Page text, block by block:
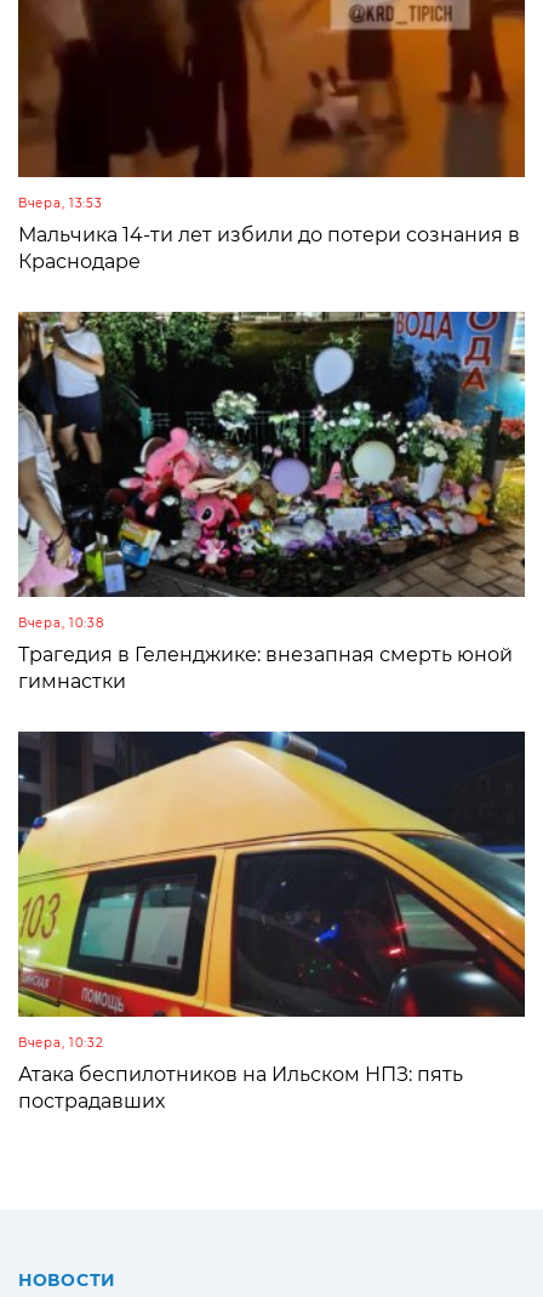
Вчера, 13:53
Мальчика 14-ти лет избили до потери сознания в
Краснодаре
Вчера, 10:38
Трагедия в Геленджике: внезапная смерть юной
гимнастки
Вчера, 10:32
Атака беспилотников на Ильском НПЗ: пять
пострадавших
НОВОСТИ